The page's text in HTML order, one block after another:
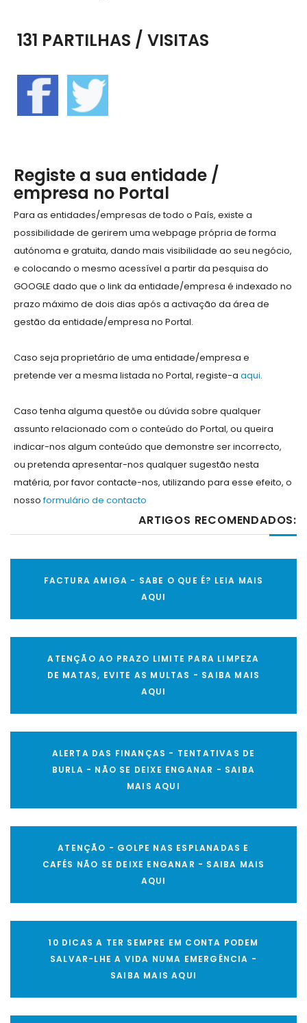
131 PARTILHAS / VISITAS
Registe a sua entidade /
empresa no Portal
Para as entidades/empresas de todo o País, existe a
possibilidade de gerirem uma webpage própria de forma
autónoma e gratuita, dando mais visibilidade ao seu negócio,
e colocando o mesmo acessível a partir da pesquisa do
GOOGLE dado que o link da entidade/empresa é indexado no
prazo máximo de dois dias após a activação da área de
gestão da entidade/empresa no Portal.
Caso seja proprietário de uma entidade/empresa e
pretende ver a mesma listada no Portal, registe-a aqui.
Caso tenha alguma questõe ou dúvida sobre qualquer
assunto relacionado com o conteúdo do Portal, ou queira
indicar-nos algum conteúdo que demonstre ser incorrecto,
ou pretenda apresentar-nos qualquer sugestão nesta
matéria, por favor contacte-nos, utilizando para esse efeito, o
nossoformulário de contacto
ARTIGOS RECOMENDADOS:
FACTURA AMIGA - SABE O QUE É? LEIA MAIS
AQUI
ATENÇÃO AO PRAZO LIMITE PARA LIMPEZA
DE MATAS, EVITE AS MULTAS - SAIBA MAIS
AQUI
ALERTA DAS FINANÇAS - TENTATIVAS DE
BURLA - NÃO SE DEIXE ENGANAR - SAIBA
MAIS AQUI
ATENÇÃO - GOLPE NAS ESPLANADAS E
CAFÉS NÃO SE DEIXE ENGANAR - SAIBA MAIS
AQUI
10 DICAS A TER SEMPRE EM CONTA PODEM
SALVAR-LHE A VIDA NUMA EMERGÊNCIA -
SAIBA MAIS AQUI